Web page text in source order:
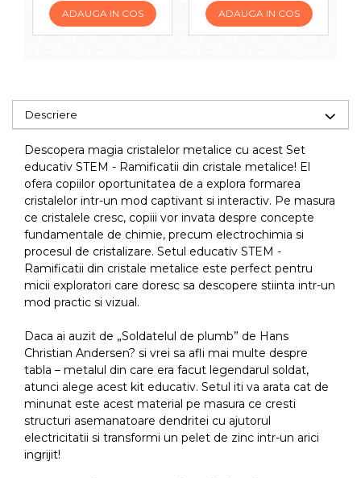
ADAUGA IN COS ADAUGA IN COS
Descriere
Descopera magia cristalelor metalice cu acest Set
educativ STEM - Ramificatii din cristale metalice! El
ofera copiilor oportunitatea de a explora formarea
cristalelor intr-un mod captivant si interactiv. Pe masura
ce cristalele cresc, copiii vor invata despre concepte
fundamentale de chimie, precum electrochimia si
procesul de cristalizare. Setul educativ STEM -
Ramificatii din cristale metalice este perfect pentru
micii exploratori care doresc sa descopere stiinta intr-un
mod practic si vizual.
Daca ai auzit de „Soldatelul de plumb” de Hans
Christian Andersen? si vrei sa afli mai multe despre
tabla – metalul din care era facut legendarul soldat,
atunci alege acest kit educativ. Setul iti va arata cat de
minunat este acest material pe masura ce cresti
structuri asemanatoare dendritei cu ajutorul
electricitatii si transformi un pelet de zinc intr-un arici
ingrijit!